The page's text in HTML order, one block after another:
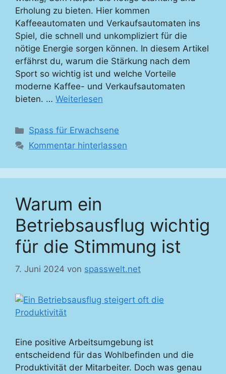
Erholung zu bieten. Hier kommen
Kaffeeautomaten und Verkaufsautomaten ins
Spiel, die schnell und unkompliziert für die
nötige Energie sorgen können. In diesem Artikel
erfährst du, warum die Stärkung nach dem
Sport so wichtig ist und welche Vorteile
moderne Kaffee- und Verkaufsautomaten
bieten. … Weiterlesen
Kategorien
Spass für Erwachsene
Kommentar hinterlassen
Warum ein
Betriebsausflug wichtig
für die Stimmung ist
7. Juni 2024 von spasswelt.net
Eine positive Arbeitsumgebung ist
entscheidend für das Wohlbefinden und die
Produktivität der Mitarbeiter. Doch was genau